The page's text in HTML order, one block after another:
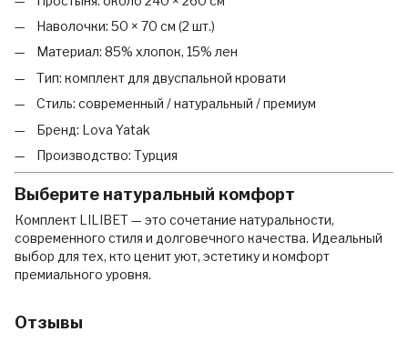
Наволочки: 50 × 70 см (2 шт.)
Материал: 85% хлопок, 15% лен
Тип: комплект для двуспальной кровати
Стиль: современный / натуральный / премиум
Бренд: Lova Yatak
Производство: Турция
Выберите натуральный комфорт
Комплект LILIBET — это сочетание натуральности,
современного стиля и долговечного качества. Идеальный
выбор для тех, кто ценит уют, эстетику и комфорт
премиального уровня.
Отзывы